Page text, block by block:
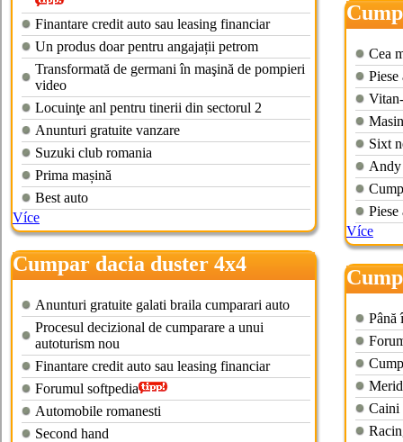
Finantare credit auto sau leasing financiar
Un produs doar pentru angajații petrom
Transformată de germani în maşină de pompieri
video
Locuinţe anl pentru tinerii din sectorul 2
Anunturi gratuite vanzare
Suzuki club romania
Prima mașină
Best auto
Více
Cumpar dacia duster 4x4
Anunturi gratuite galati braila cumparari auto
Procesul decizional de cumparare a unui
autoturism nou
Finantare credit auto sau leasing financiar
Forumul softpedia
Automobile romanesti
Second hand
hand
Cea
Sixt
Andy
Piese
Více
hand
Până
Caini